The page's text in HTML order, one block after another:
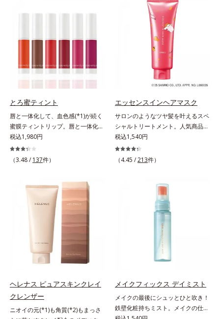
なのにピタッと密着し、肌悩み
叶えるのは、微細で均一なカバー粉
なくフィットするから。粉体の表面
にダマ防止の特殊コーティングを施
すことで、カバー粉体は薄く・均一
に凹凸へフィット。毛穴や色ムラを
カバーしながら自然な仕上がりを叶
えます。また、ファンデーションを
つけている間に保湿成分が肌へ浸透
(*2)するスキンコンディショニング
瞬間、保湿成分が浸透しうるおいを
与えます。キメを整え、磨かれたよ
うな透明感とツヤを生み出すこと
で、“つるん”とした光のヴェールを
まとったような仕上がりに。*1 ス
キンフィットカラー成分（酸化チタ
ン、酸化鉄、ステアロイルグルタミ
ン酸2Na）配合＝自然な仕上がりで
肌悩みをカバーする粉体*2 角層ま
させる設計のこと
す。年齢肌による黄ぐすみや血色の
悪さに対応した色設計で、白浮きせ
ずパッと明るい印象を叶えます。こ
れ1本で、日中美容クリーム・日焼
け止め・化粧下地・カラーコントロ
ール・コンシーラー・パウダー・フ
ァンデーションの7役を兼ねる多機
能BB。慌ただしい朝でもパパッと
塗るだけで、厚塗り感のない、自然
なツヤめきのある美肌に整えます。
*1 年齢を重ねた肌*2 オルビス内BB
クリームのカバー力
とろ蜜ティント
唇と一体化して、血色感(*1)が続く
蜜膜ティントリップ。唇と一体化し
て色落ちしにくいティント処方とう
るおいを両立した、ティントリップ
です。色が長時間唇に密着するオイ
みずしい発色が続きます。また色素
による唇の乾燥を防ぐため、一部の
色素に特殊コーティング処理(*4)を
施し、さらに3種のうるおい・保護
成分(*5)も配合。しっとり感をキー
プし、ぷるんとした唇に。さっとひ
と塗りするだけで、くすみやすい大
人の肌に血色感を与え、唇を自然に
効果による*2 水添ポリイソブテン
*3 色みのこと*4 トリエトキシカプ
リリルシラン配合＝保湿成分*5 ス
クワラン、ヒアルロン酸Na、加水
税込1,980円
（3.48 / 137件）
エッセンスインヘアマスク
サロンのようなツヤ髪を叶えるスペ
シャルトリートメント。人気商品
「エッセンスインヘアミルク」と同
じシリーズの、お風呂で美しいツヤ
髪を叶えるスペシャルヘアマスクで
修成分(*1)が髪の内部まで浸透。さ
らに毛髪保護成分がダメージを受け
ている部位に吸着して、キューティ
クル表面をリペア。髪の内外にアプ
ローチして、乾燥などの外的刺激か
ら守り抜き、ダメージ(*2)を立て直
し(*3)ます。お風呂でシャンプー後
に適量を髪になじませ、置き時間は
軽さで、毛先までするんっとまとま
おうツヤ髪を叶えます。*1 毛髪補
修成分（イソステアリン酸、イソス
税込1,540円
（4.45 /213件）
ヘレナス ピュアスキンクレイ
クレンザー
ニオイの元(*1)も角質(*2)もまっさ
メイクフィックス デイミスト
メイクの最後にシュッとひと吹き！
鉄壁化粧持ちミスト。メイクの仕上